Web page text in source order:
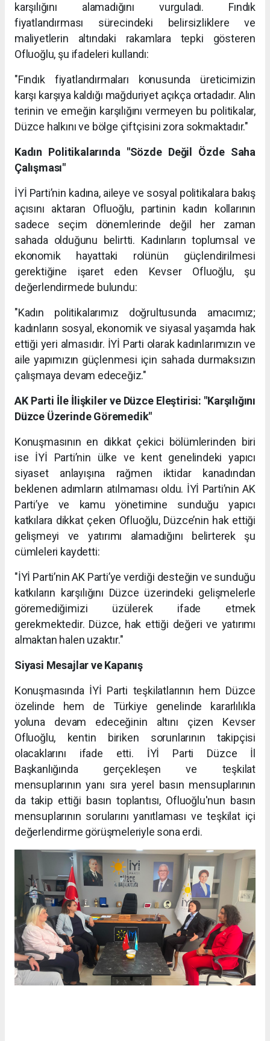
karşılığını alamadığını vurguladı. Fındık
fiyatlandırması sürecindeki belirsizliklere ve
maliyetlerin altındaki rakamlara tepki gösteren
Ofluoğlu, şu ifadeleri kullandı:
"Fındık fiyatlandırmaları konusunda üreticimizin
karşı karşıya kaldığı mağduriyet açıkça ortadadır. Alın
terinin ve emeğin karşılığını vermeyen bu politikalar,
Düzce halkını ve bölge çiftçisini zora sokmaktadır."
Kadın Politikalarında "Sözde Değil Özde Saha
Çalışması"
İYİ Parti’nin kadına, aileye ve sosyal politikalara bakış
açısını aktaran Ofluoğlu, partinin kadın kollarının
sadece seçim dönemlerinde değil her zaman
sahada olduğunu belirtti. Kadınların toplumsal ve
ekonomik hayattaki rolünün güçlendirilmesi
gerektiğine işaret eden Kevser Ofluoğlu, şu
değerlendirmede bulundu:
"Kadın politikalarımız doğrultusunda amacımız;
kadınların sosyal, ekonomik ve siyasal yaşamda hak
ettiği yeri almasıdır. İYİ Parti olarak kadınlarımızın ve
aile yapımızın güçlenmesi için sahada durmaksızın
çalışmaya devam edeceğiz."
AK Parti İle İlişkiler ve Düzce Eleştirisi: "Karşılığını
Düzce Üzerinde Göremedik"
Konuşmasının en dikkat çekici bölümlerinden biri
ise İYİ Parti’nin ülke ve kent genelindeki yapıcı
siyaset anlayışına rağmen iktidar kanadından
beklenen adımların atılmaması oldu. İYİ Parti’nin AK
Parti’ye ve kamu yönetimine sunduğu yapıcı
katkılara dikkat çeken Ofluoğlu, Düzce’nin hak ettiği
gelişmeyi ve yatırımı alamadığını belirterek şu
cümleleri kaydetti:
"İYİ Parti’nin AK Parti’ye verdiği desteğin ve sunduğu
katkıların karşılığını Düzce üzerindeki gelişmelerle
göremediğimizi üzülerek ifade etmek
gerekmektedir. Düzce, hak ettiği değeri ve yatırımı
almaktan halen uzaktır."
Siyasi Mesajlar ve Kapanış
Konuşmasında İYİ Parti teşkilatlarının hem Düzce
özelinde hem de Türkiye genelinde kararlılıkla
yoluna devam edeceğinin altını çizen Kevser
Ofluoğlu, kentin biriken sorunlarının takipçisi
olacaklarını ifade etti. İYİ Parti Düzce İl
Başkanlığında gerçekleşen ve teşkilat
mensuplarının yanı sıra yerel basın mensuplarının
da takip ettiği basın toplantısı, Ofluoğlu'nun basın
mensuplarının sorularını yanıtlaması ve teşkilat içi
değerlendirme görüşmeleriyle sona erdi.